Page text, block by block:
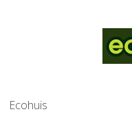
Ecohuis